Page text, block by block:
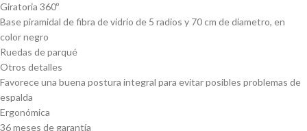
Giratoria 360º
Base piramidal de fibra de vidrio de 5 radios y 70 cm de diametro, en
color negro
Ruedas de parqué
Otros detalles
Favorece una buena postura integral para evitar posibles problemas de
espalda
Ergonómica
36 meses de garantía